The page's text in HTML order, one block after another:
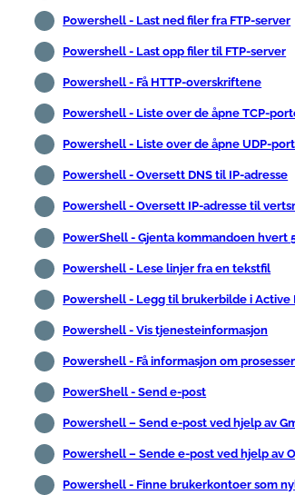
Powershell - Last ned filer fra FTP-server
Powershell - Last opp filer til FTP-server
Powershell - Få HTTP-overskriftene
Powershell - Liste over de åpne TCP-
Powershell - Liste over de åpne UDP-
Powershell - Oversett DNS til IP-adresse
Powershell - Oversett IP-adresse til
PowerShell - Gjenta kommandoen hvert
Powershell - Lese linjer fra en tekstfil
Powershell - Legg til brukerbilde i Active
Powershell - Vis tjenesteinformasjon
Powershell - Få informasjon om
PowerShell - Send e-post
Powershell – Send e-post ved hjelp av
Powershell – Sende e-post ved hjelp av
Powershell - Finne brukerkontoer som